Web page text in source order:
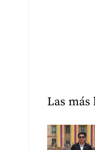
Las más